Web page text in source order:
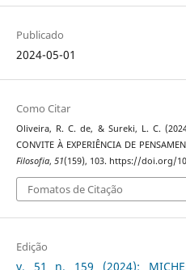
Publicado
2024-05-01
Como Citar
Oliveira, R. C. de, & Sureki, L. C.
CONVITE À EXPERIÊNCIA DE
Filosofia, 51(159), 103. https://doi.org/
Fomatos de Citação
Edição
v. 51 n. 159 (2024):